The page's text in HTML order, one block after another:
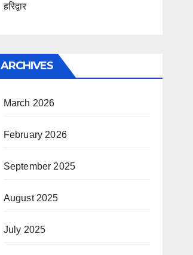
हरिद्वार
ARCHIVES
March 2026
February 2026
September 2025
August 2025
July 2025